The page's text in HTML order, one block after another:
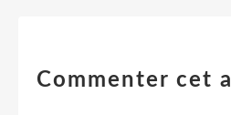
Commenter cet